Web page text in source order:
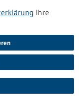
zu entwickeln.
bei-der-
foerderung-fuer-
Ihre